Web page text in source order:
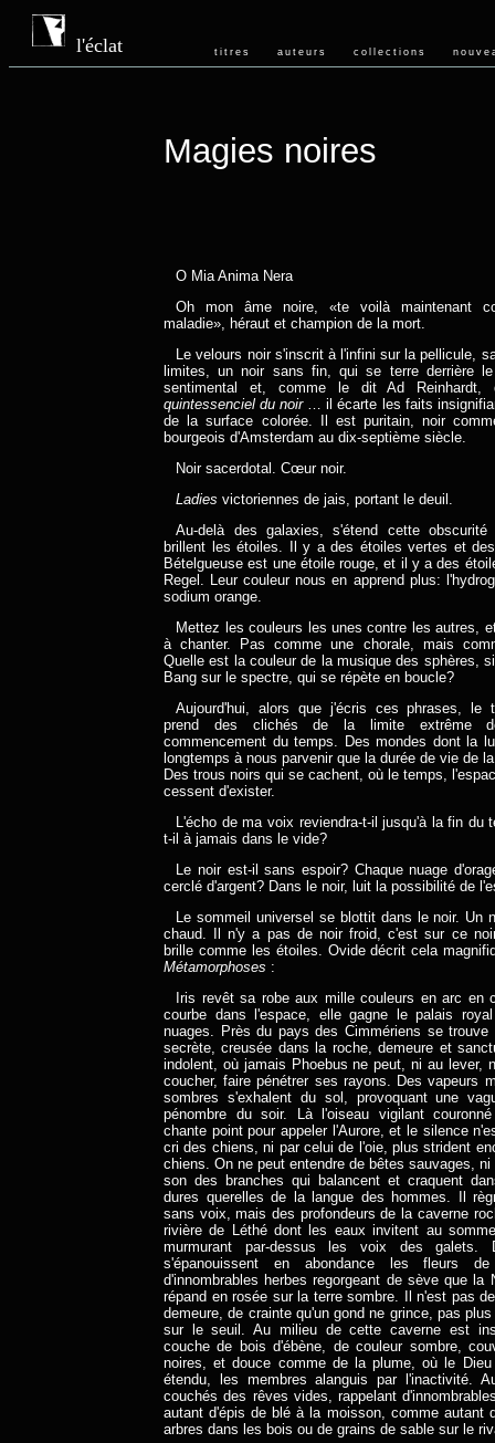
l'éclat titres auteurs collections
Magies noires
O Mia Anima Nera
Oh mon âme noire, «te voilà maintenant
maladie», héraut et champion de la mort.
Le velours noir s'inscrit à l'infini sur la pellicule,
limites, un noir sans fin, qui se terre derrière
sentimental et, comme le dit Ad
quintessenciel du noir… il écarte les faits
de la surface colorée. Il est puritain, noir
bourgeois d'Amsterdam au dix-septième siècle.
Noir sacerdotal. Cœur noir.
Ladies victoriennes de jais, portant le deuil.
Au-delà des galaxies, s'étend cette obscurité
brillent les étoiles. Il y a des étoiles vertes et
Bételgueuse est une étoile rouge, et il y a des
Regel. Leur couleur nous en apprend plus:
sodium orange.
Mettez les couleurs les unes contre les autres,
à chanter. Pas comme une chorale, mais
Quelle est la couleur de la musique des sphères,
Bang sur le spectre, qui se répète en boucle?
Aujourd'hui, alors que j'écris ces phrases, le
prend des clichés de la limite extrême
commencement du temps. Des mondes dont la
longtemps à nous parvenir que la durée de vie de
Des trous noirs qui se cachent, où le temps,
cessent d'exister.
L'écho de ma voix reviendra-t-il jusqu'à la fin du
t-il à jamais dans le vide?
Le noir est-il sans espoir? Chaque nuage
cerclé d'argent? Dans le noir, luit la possibilité de
Le sommeil universel se blottit dans le noir. Un
chaud. Il n'y a pas de noir froid, c'est sur ce
brille comme les étoiles. Ovide décrit cela
Métamorphoses :
Iris revêt sa robe aux mille couleurs en arc en
courbe dans l'espace, elle gagne le palais
nuages. Près du pays des Cimmériens se trouve
secrète, creusée dans la roche, demeure et
indolent, où jamais Phoebus ne peut, ni au lever,
coucher, faire pénétrer ses rayons. Des vapeurs
sombres s'exhalent du sol, provoquant une
pénombre du soir. Là l'oiseau vigilant
chante point pour appeler l'Aurore, et le silence
cri des chiens, ni par celui de l'oie, plus strident
chiens. On ne peut entendre de bêtes sauvages,
son des branches qui balancent et craquent
dures querelles de la langue des hommes. Il
sans voix, mais des profondeurs de la caverne
rivière de Léthé dont les eaux invitent au
murmurant par-dessus les voix des galets.
s'épanouissent en abondance les fleurs
d'innombrables herbes regorgeant de sève que la
répand en rosée sur la terre sombre. Il n'est pas
demeure, de crainte qu'un gond ne grince, pas
sur le seuil. Au milieu de cette caverne est
couche de bois d'ébène, de couleur sombre,
noires, et douce comme de la plume, où le
étendu, les membres alanguis par l'inactivité.
couchés des rêves vides, rappelant
autant d'épis de blé à la moisson, comme autant
arbres dans les bois ou de grains de sable sur le